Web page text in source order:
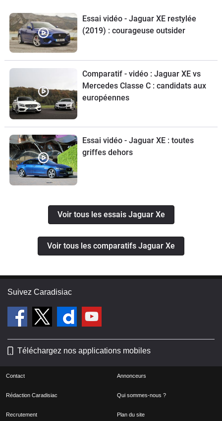
Essai vidéo - Jaguar XE restylée
(2019) : courageuse outsider
Comparatif - vidéo : Jaguar XE vs
Mercedes Classe C : candidats aux
européennes
Essai vidéo - Jaguar XE : toutes
griffes dehors
Voir tous les essais Jaguar Xe
Voir tous les comparatifs Jaguar Xe
Suivez Caradisiac
Téléchargez nos applications mobiles
Contact Annonceurs
Rédaction Caradisiac Qui sommes-nous ?
Recrutement Plan du site